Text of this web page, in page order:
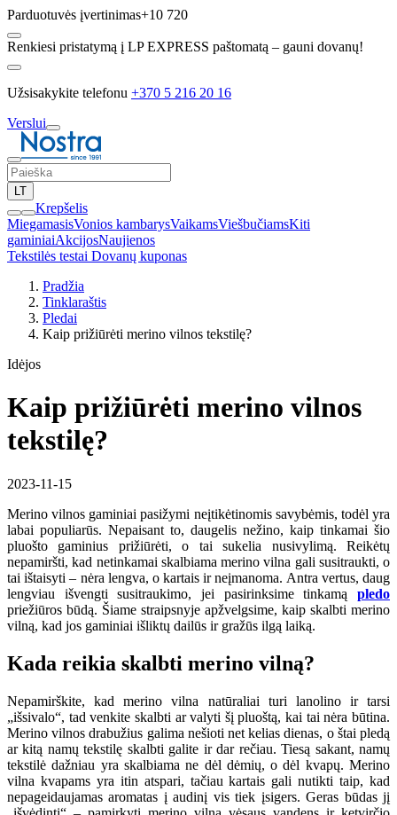
Parduotuvės įvertinimas+10 720
Renkiesi pristatymą į LP EXPRESS paštomatą – gauni dovanų!
Užsisakykite telefonu +370 5 216 20 16
Verslui
LT
Krepšelis
MiegamasisVonios kambarysVaikamsViešbučiamsKiti
gaminiaiAkcijosNaujienos
Tekstilės testai Dovanų kuponas
Pradžia
Tinklaraštis
Pledai
Kaip prižiūrėti merino vilnos tekstilę?
Idėjos
Kaip prižiūrėti merino vilnos
tekstilę?
2023-11-15
Merino vilnos gaminiai pasižymi neįtikėtinomis savybėmis, todėl yra
labai populiarūs. Nepaisant to, daugelis nežino, kaip tinkamai šio
pluošto gaminius prižiūrėti, o tai sukelia nusivylimą. Reikėtų
nepamiršti, kad netinkamai skalbiama merino vilna gali susitraukti, o
tai ištaisyti – nėra lengva, o kartais ir neįmanoma. Antra vertus, daug
lengviau išvengti susitraukimo, jei pasirinksime tinkamą pledo
priežiūros būdą. Šiame straipsnyje apžvelgsime, kaip skalbti merino
vilną, kad jos gaminiai išliktų dailūs ir gražūs ilgą laiką.
Kada reikia skalbti merino vilną?
Nepamirškite, kad merino vilna natūraliai turi lanolino ir tarsi
„išsivalo“, tad venkite skalbti ar valyti šį pluoštą, kai tai nėra būtina.
Merino vilnos drabužius galima nešioti net kelias dienas, o štai pledą
ar kitą namų tekstilę skalbti galite ir dar rečiau. Tiesą sakant, namų
tekstilė dažniau yra skalbiama ne dėl dėmių, o dėl kvapų. Merino
vilna kvapams yra itin atspari, tačiau kartais gali nutikti taip, kad
nepageidaujamas aromatas į audinį vis tiek įsigers. Geras būdas jį